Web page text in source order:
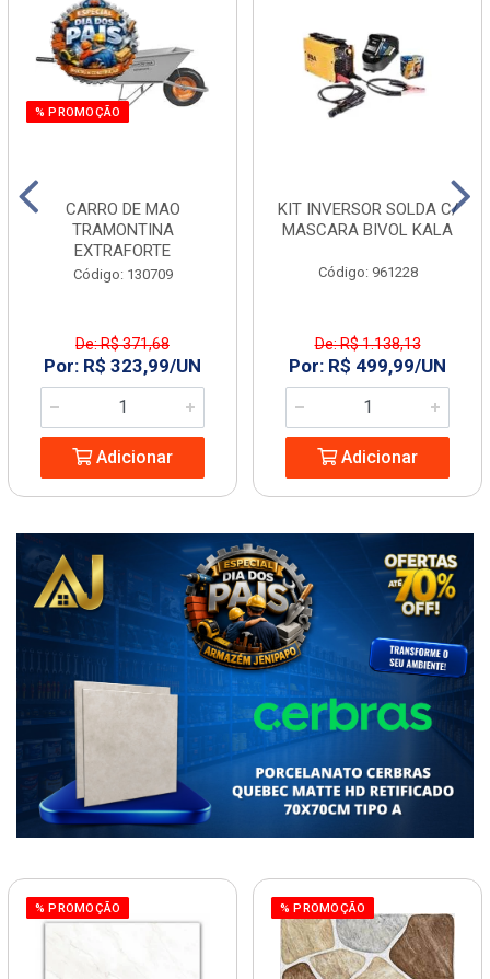
% PROMOÇÃO
CARRO DE MAO
TRAMONTINA
EXTRAFORTE
Código: 130709
De: R$ 371,68
Por: R$ 323,99/UN
Adicionar
KIT INVERSOR SOLDA C/
MASCARA BIVOL KALA
Código: 961228
De: R$ 1.138,13
Por: R$ 499,99/UN
Adicionar
% PROMOÇÃO % PROMOÇÃO